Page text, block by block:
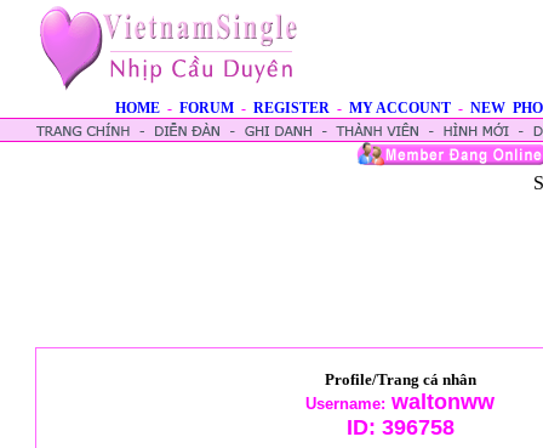
HOME - FORUM - REGISTER - MY ACCOUNT - NEW
Profile/Trang cá nhân
Username: waltonww
ID: 396758